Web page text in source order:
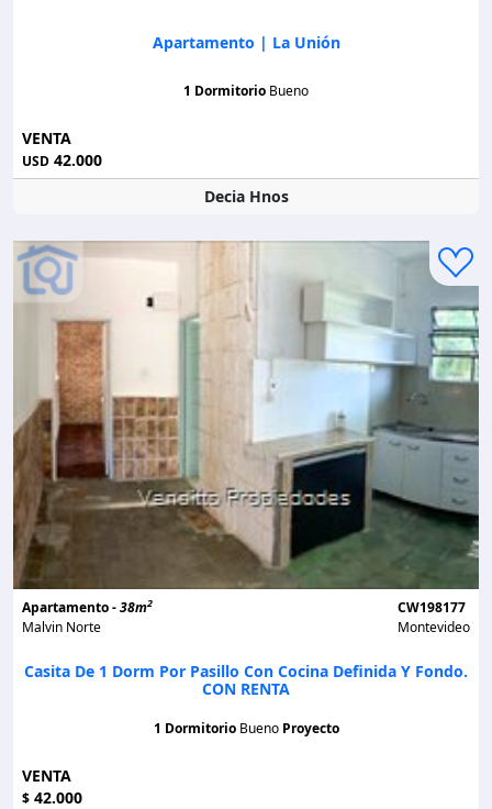
Apartamento | La Unión
1 Dormitorio Bueno
VENTA
USD 42.000
Decia Hnos
Apartamento -38m2
Malvin Norte
CW198177
Montevideo
Casita De 1 Dorm Por Pasillo Con Cocina Definida Y Fondo.
CON RENTA
1 Dormitorio Bueno Proyecto
VENTA
$ 42.000